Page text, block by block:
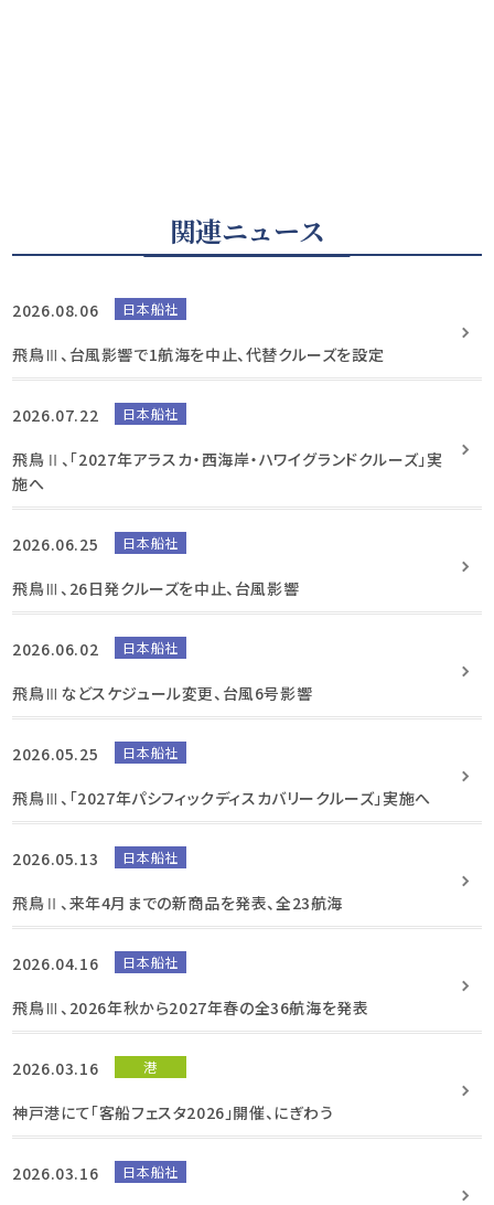
関連ニュース
2026.08.06 日本船社
飛鳥Ⅲ、台風影響で1航海を中止、代替クルーズを設定
2026.07.22 日本船社
飛鳥Ⅱ、「2027年アラスカ・西海岸・ハワイグランドクルーズ」実
施へ
2026.06.25 日本船社
飛鳥Ⅲ、26日発クルーズを中止、台風影響
2026.06.02 日本船社
飛鳥Ⅲなどスケジュール変更、台風6号影響
2026.05.25 日本船社
飛鳥Ⅲ、「2027年パシフィックディスカバリークルーズ」実施へ
2026.05.13 日本船社
飛鳥Ⅱ、来年4月までの新商品を発表、全23航海
2026.04.16 日本船社
飛鳥Ⅲ、2026年秋から2027年春の全36航海を発表
2026.03.16 港
神戸港にて「客船フェスタ2026」開催、にぎわう
2026.03.16 日本船社